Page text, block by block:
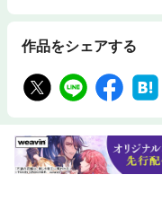
の魔法塔の若きエースで、
で、元は大国の暗部の人間
は犬として仕えていた。
作品をシェアする